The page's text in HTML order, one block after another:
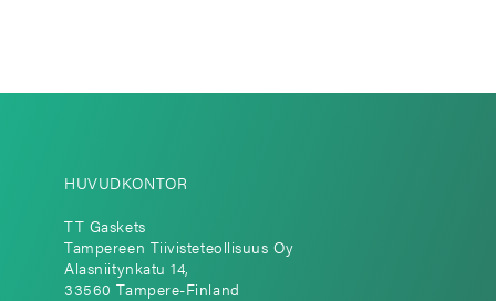
HUVUDKONTOR
TT Gaskets
Tampereen Tiivisteteollisuus Oy
Alasniitynkatu 14,
33560 Tampere-Finland